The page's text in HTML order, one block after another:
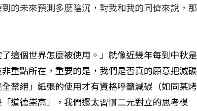
的未來預測多麼陰沉，對我和我的同儕來說，那
這個世界怎麼被使用。」就像近幾年每到中秋是
重點所在，重要的是，我們是否真的願意把減碳
禁絕」紙張的使用才有資格呼籲減碳（如同某烤
道德崇高」，我們還太習慣二元對立的思考模